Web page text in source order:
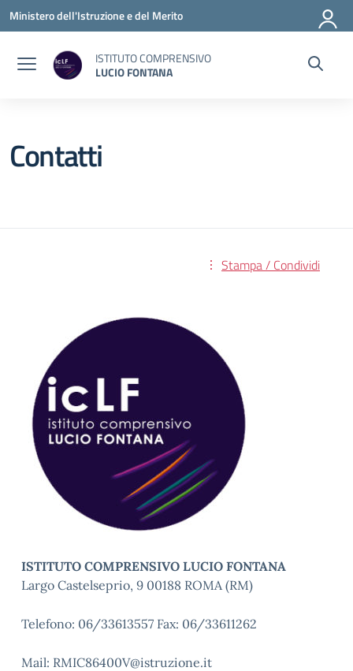
Vai ai contenuti
Vai al menu di navigazione
Vai al footer
Ministero dell'Istruzione e del Merito
ISTITUTO COMPRENSIVO
LUCIO FONTANA
Contatti
Stampa / Condividi
ISTITUTO COMPRENSIVO LUCIO FONTANA
Largo Castelseprio, 9 00188 ROMA (RM)
Telefono: 06/33613557 Fax: 06/33611262
Mail: RMIC86400V@istruzione.it